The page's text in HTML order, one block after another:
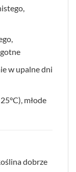
w upalne dni
młode
dobrze